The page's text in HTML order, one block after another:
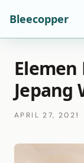
Bleecopper
Jepang
APRIL 27, 2021